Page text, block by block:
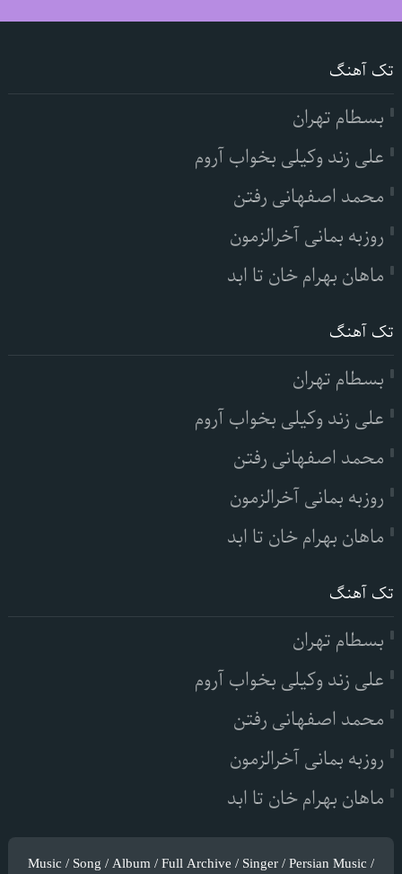
تک آهنگ
بسطام تهران
علی زند وکیلی بخواب آروم
محمد اصفهانی رفتن
روزبه بمانی آخرالزمون
ماهان بهرام خان تا ابد
تک آهنگ
بسطام تهران
علی زند وکیلی بخواب آروم
محمد اصفهانی رفتن
روزبه بمانی آخرالزمون
ماهان بهرام خان تا ابد
تک آهنگ
بسطام تهران
علی زند وکیلی بخواب آروم
محمد اصفهانی رفتن
روزبه بمانی آخرالزمون
ماهان بهرام خان تا ابد
Music / Song / Album / Full Archive / Singer / Persian Music /